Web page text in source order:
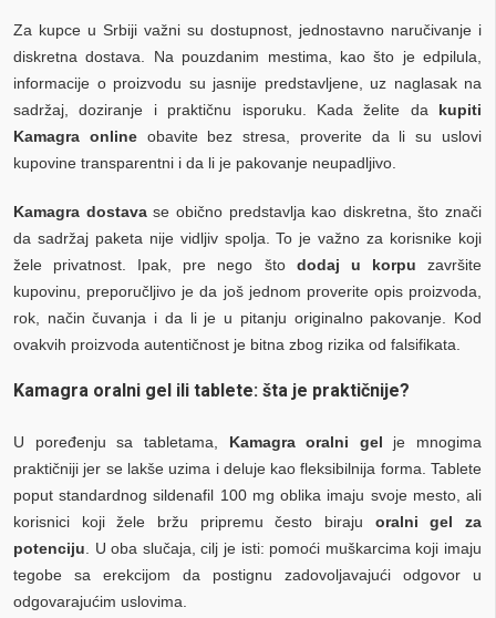
Za kupce u Srbiji važni su dostupnost, jednostavno naručivanje i
diskretna dostava. Na pouzdanim mestima, kao što je edpilula,
informacije o proizvodu su jasnije predstavljene, uz naglasak na
sadržaj, doziranje i praktičnu isporuku. Kada želite da kupiti
Kamagra onlineobavite bez stresa, proverite da li su uslovi
kupovine transparentni i da li je pakovanje neupadljivo.
Kamagra dostavase obično predstavlja kao diskretna, što znači
da sadržaj paketa nije vidljiv spolja. To je važno za korisnike koji
žele privatnost. Ipak, pre nego što dodaj u korpu završite
kupovinu, preporučljivo je da još jednom proverite opis proizvoda,
rok, način čuvanja i da li je u pitanju originalno pakovanje. Kod
ovakvih proizvoda autentičnost je bitna zbog rizika od falsifikata.
Kamagra oralni gel ili tablete: šta je praktičnije?
U poređenju sa tabletama, Kamagra oralni gel je mnogima
praktičniji jer se lakše uzima i deluje kao fleksibilnija forma. Tablete
poput standardnog sildenafil 100 mg oblika imaju svoje mesto, ali
korisnici koji žele bržu pripremu često biraju oralni gel za
potenciju . U oba slučaja, cilj je isti: pomoći muškarcima koji imaju
tegobe sa erekcijom da postignu zadovoljavajući odgovor u
odgovarajućim uslovima.